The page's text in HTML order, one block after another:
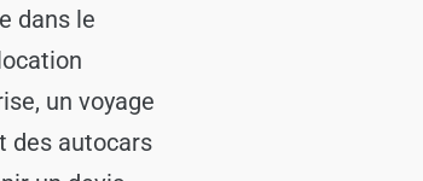
dans le
un voyage
des autocars